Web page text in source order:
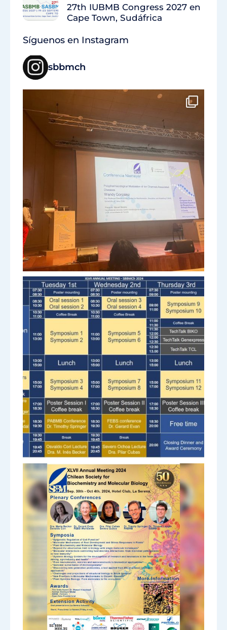
27th IUBMB Congress 2027 en
Cape Town, Sudáfrica
Síguenos en Instagram
sbbmch